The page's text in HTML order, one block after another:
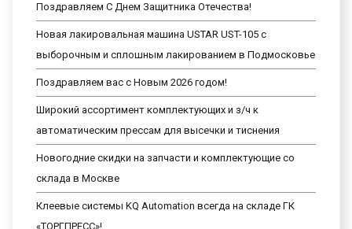
Поздравляем С Днем Защитника Отечества!
Новая лакировальная машина USTAR UST-105 с
выборочным и сплошным лакированием в Подмосковье
Поздравляем вас с Новым 2026 годом!
Широкий ассортимент комплектующих и з/ч к
автоматическим прессам для высечки и тиснения
Новогодние скидки на запчасти и комплектующие со
склада в Москве
Клеевые системы KQ Automation всегда на складе ГК
«ТОРГПРЕСС»!